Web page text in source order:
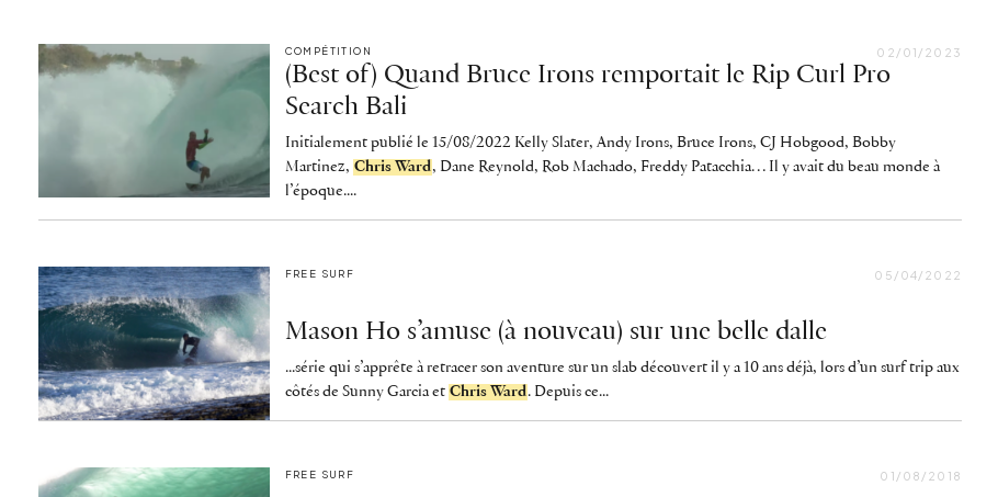
COMPÉTITION 02/01/2023
(Best of) Quand Bruce Irons remportait le Rip Curl Pro
Search Bali
Initialement publié le 15/08/2022 Kelly Slater, Andy Irons, Bruce Irons, CJ Hobgood, Bobby
Martinez, Chris Ward, Dane Reynold, Rob Machado, Freddy Patacchia… Il y avait du beau monde à
l’époque....
FREE SURF 05/04/2022
Mason Ho s’amuse (à nouveau) sur une belle dalle
...série qui s’apprête à retracer son aventure sur un slab découvert il y a 10 ans déjà, lors d’un surf trip aux
côtés de Sunny Garcia et Chris Ward. Depuis ce...
FREE SURF 01/08/2018